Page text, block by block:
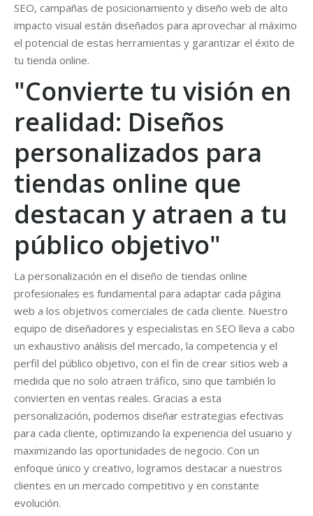
SEO, campañas de posicionamiento y diseño web de alto
impacto visual están diseñados para aprovechar al máximo
el potencial de estas herramientas y garantizar el éxito de
tu tienda online.
"Convierte tu visión en
realidad: Diseños
personalizados para
tiendas online que
destacan y atraen a tu
público objetivo"
La personalización en el diseño de tiendas online
profesionales es fundamental para adaptar cada página
web a los objetivos comerciales de cada cliente. Nuestro
equipo de diseñadores y especialistas en SEO lleva a cabo
un exhaustivo análisis del mercado, la competencia y el
perfil del público objetivo, con el fin de crear sitios web a
medida que no solo atraen tráfico, sino que también lo
convierten en ventas reales. Gracias a esta
personalización, podemos diseñar estrategias efectivas
para cada cliente, optimizando la experiencia del usuario y
maximizando las oportunidades de negocio. Con un
enfoque único y creativo, logramos destacar a nuestros
clientes en un mercado competitivo y en constante
evolución.